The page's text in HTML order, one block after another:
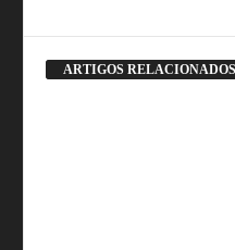
ARTIGOS RELACIONADOS